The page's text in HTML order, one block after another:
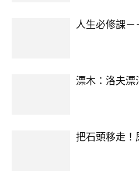
人生必修課
漂木：洛夫漂
把石頭移走！